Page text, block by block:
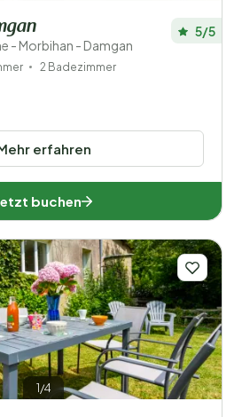
- Morbihan - Damgan
5/5
2 Badezimmer
erfahren
buchen
1/4